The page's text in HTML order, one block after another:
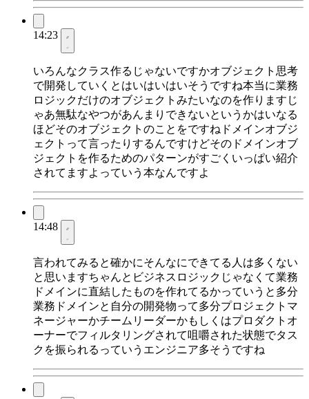
14:23
いろんなクラス作るじゃないですかオブジェクト思考
で開発していくとはいはいはいそうですね本当に業務
ロジックだけのオブジェクトみたいなのを作りますじ
ゃあ無駄なやつがあんまりできないというかはいなる
ほどそのオブジェクトのことをですねドメインオブジ
ェクトって言ったりするんですけどそのドメインオブ
ジェクトを作るためのパターンがすごくいっぱい紹介
されてますよっていう本なんですよ
14:48
言われてみると確かにそんなにできてる人は多くない
と思いますちゃんとビジネスロジックじゃなくて業務
ドメインに直結したものを作れてるかっていうと多分
業務ドメインと自分の開発物って多分プロジェクトマ
ネージャーかチームリーダーかもしくはプロダクトオ
ーナーでフィルタリングされて咀嚼された状態でタス
クを振られるっていうエンジニア多そうですね